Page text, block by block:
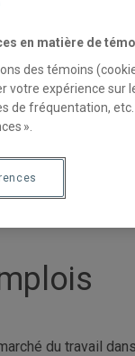
du travail
en matière de
des témoins
votre expérience sur
de fréquentation,
».